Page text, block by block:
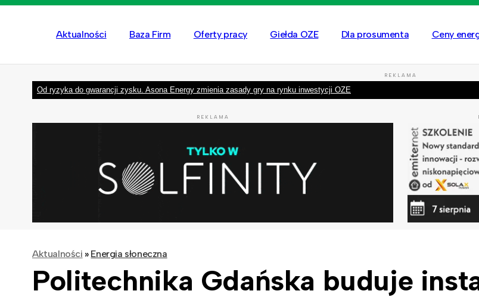
Aktualności Baza Firm Oferty pracy Giełda OZE Dla prosumenta Ceny
REKLAMA
Od ryzyka do gwarancji zysku. Asona Energy zmienia zasady gry na rynku inwestycji OZE
REKLAMA
Aktualności » Energia słoneczna
Politechnika Gdańska buduje